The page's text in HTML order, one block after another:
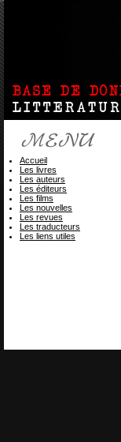
Accueil
Les livres
Les auteurs
Les éditeurs
Les films
Les nouvelles
Les revues
Les traducteurs
Les liens utiles